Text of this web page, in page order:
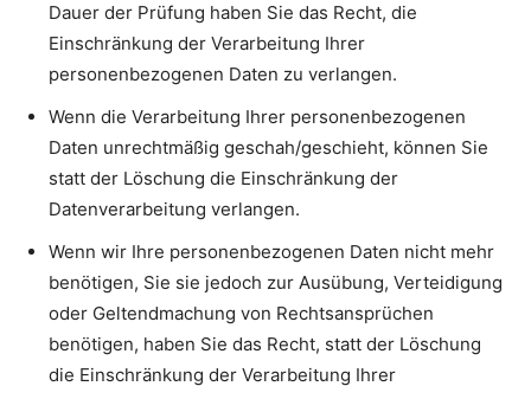
Dauer der Prüfung haben Sie das Recht, die
Einschränkung der Verarbeitung Ihrer
personenbezogenen Daten zu verlangen.
Wenn die Verarbeitung Ihrer personenbezogenen
Daten unrechtmäßig geschah/geschieht, können Sie
statt der Löschung die Einschränkung der
Datenverarbeitung verlangen.
Wenn wir Ihre personenbezogenen Daten nicht mehr
benötigen, Sie sie jedoch zur Ausübung, Verteidigung
oder Geltendmachung von Rechtsansprüchen
benötigen, haben Sie das Recht, statt der Löschung
die Einschränkung der Verarbeitung Ihrer